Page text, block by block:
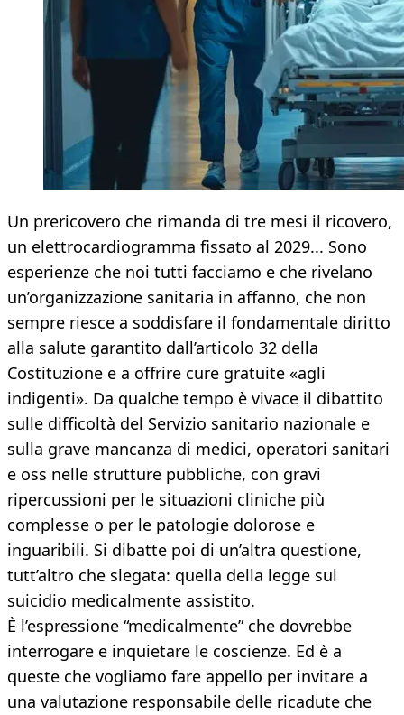
Un prericovero che rimanda di tre mesi il ricovero,
un elettrocardiogramma fissato al 2029... Sono
esperienze che noi tutti facciamo e che rivelano
un’organizzazione sanitaria in affanno, che non
sempre riesce a soddisfare il fondamentale diritto
alla salute garantito dall’articolo 32 della
Costituzione e a offrire cure gratuite «agli
indigenti». Da qualche tempo è vivace il dibattito
sulle difficoltà del Servizio sanitario nazionale e
sulla grave mancanza di medici, operatori sanitari
e oss nelle strutture pubbliche, con gravi
ripercussioni per le situazioni cliniche più
complesse o per le patologie dolorose e
inguaribili. Si dibatte poi di un’altra questione,
tutt’altro che slegata: quella della legge sul
suicidio medicalmente assistito.
È l’espressione “medicalmente” che dovrebbe
interrogare e inquietare le coscienze. Ed è a
queste che vogliamo fare appello per invitare a
una valutazione responsabile delle ricadute che